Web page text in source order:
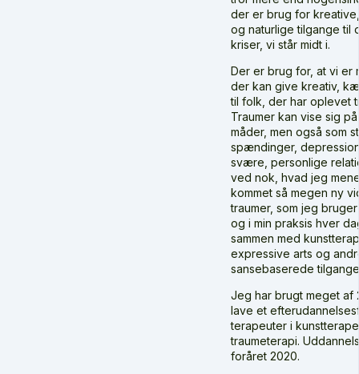
der er brug for
og naturlige tilgange til
kriser, vi står midt i.
Der er brug for, at vi er
der kan give kreativ,
til folk, der har oplevet
Traumer kan vise sig
måder, men også som
spændinger,
svære, personlige
ved nok, hvad jeg
kommet så megen ny
traumer, som jeg
og i min praksis hver
sammen med
expressive arts og
sansebaserede
Jeg har brugt meget af
lave et
terapeuter i
traumeterapi.
foråret 2020.